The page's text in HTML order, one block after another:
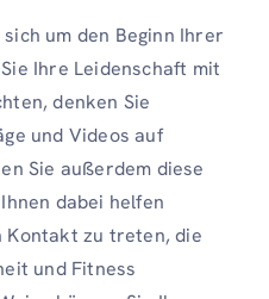
um den Beginn Ihrer
Ihre Leidenschaft mit
denken Sie
und Videos auf
Sie außerdem diese
dabei helfen
Kontakt zu treten, die
und Fitness